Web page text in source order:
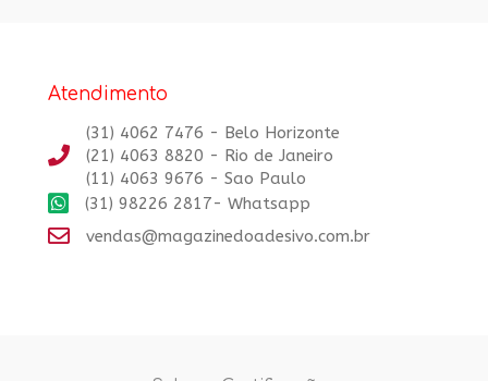
Atendimento
(31) 4062 7476 - Belo Horizonte
(21) 4063 8820 - Rio de Janeiro
(11) 4063 9676 - Sao Paulo
(31) 98226 2817- Whatsapp
vendas@magazinedoadesivo.com.br